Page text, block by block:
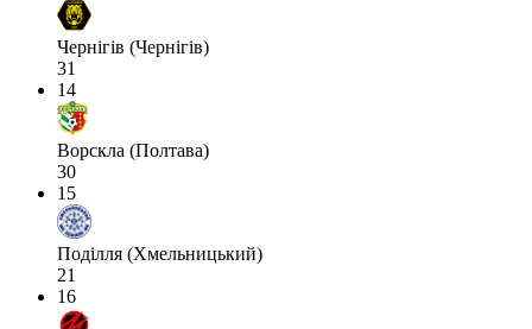
Чернігів (Чернігів)
31
14
Ворскла (Полтава)
30
15
Поділля (Хмельницький)
21
16